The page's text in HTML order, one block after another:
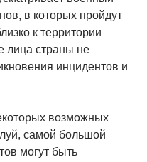
в которых пройдут
к территории
лица страны не
инцидентов и
возможных
самой большой
могут быть